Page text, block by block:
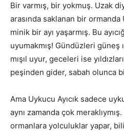
Bir varmış, bir yokmuş. Uzak
arasında saklanan bir ormanda
minik bir ayı yaşarmış. Bu
uyumakmış! Gündüzleri güneş
mışıl uyur, geceleri ise
peşinden gider, sabah olunca
Ama Uykucu Ayıcık sadece
aynı zamanda çok
ormanlara yolculuklar yapar,